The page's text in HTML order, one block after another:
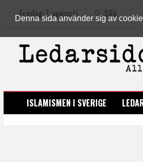
Denna sida använder sig av
Fredag 7 augusti Sök
LEDARSIDORNA.SE
ISLAMISMEN I SVERIGE